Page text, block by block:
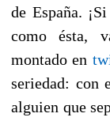
de España.
como ésta,
montado en
seriedad: con
alguien que